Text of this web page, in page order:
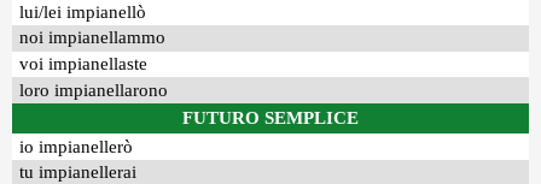
lui/lei impianellò
noi impianellammo
voi impianellaste
loro impianellarono
FUTURO SEMPLICE
io impianellerò
tu impianellerai